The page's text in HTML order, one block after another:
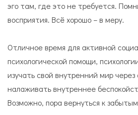
эго там, где это не требуется.
восприятия. Всё хорошо – в меру.
Отличное время для активной
психологической помощи,
изучать свой внутренний мир
налаживать внутреннее
Возможно, пора вернуться к